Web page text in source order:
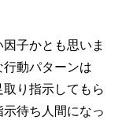
子かとも思いま
動パターンは
り指示してもら
待ち人間になっ